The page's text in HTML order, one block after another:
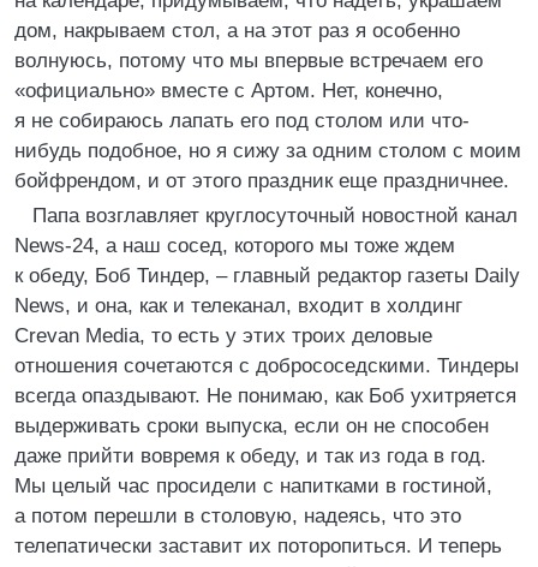
дом, накрываем стол, а на этот раз я особенно
волнуюсь, потому что мы впервые встречаем его
«официально» вместе с Артом. Нет, конечно,
я не собираюсь лапать его под столом или что-
нибудь подобное, но я сижу за одним столом с моим
бойфрендом, и от этого праздник еще праздничнее.
Папа возглавляет круглосуточный новостной канал
News-24, а наш сосед, которого мы тоже ждем
к обеду, Боб Тиндер, – главный редактор газеты Daily
News, и она, как и телеканал, входит в холдинг
Crevan Media, то есть у этих троих деловые
отношения сочетаются с добрососедскими. Тиндеры
всегда опаздывают. Не понимаю, как Боб ухитряется
выдерживать сроки выпуска, если он не способен
даже прийти вовремя к обеду, и так из года в год.
Мы целый час просидели с напитками в гостиной,
а потом перешли в столовую, надеясь, что это
телепатически заставит их поторопиться. И теперь